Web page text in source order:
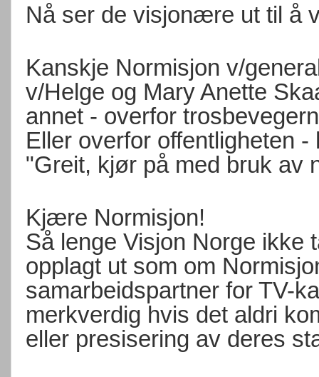
Nå ser de visjonære ut til å
Kanskje Normisjon v/
v/Helge og Mary Anette
annet - overfor
Eller overfor offentligheten
"Greit, kjør på med bruk av
Kjære Normisjon!
Så lenge Visjon Norge ikke
opplagt ut som om
samarbeidspartner for TV-
merkverdig hvis det aldri
eller presisering av deres